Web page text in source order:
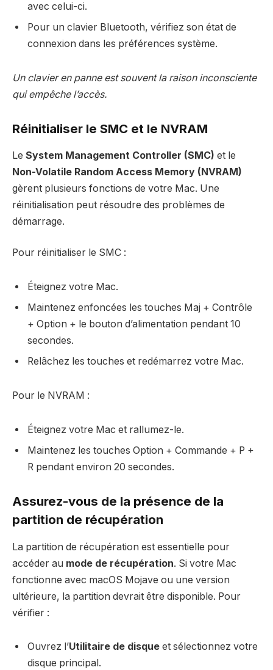
avec celui-ci.
Pour un clavier Bluetooth, vérifiez son état de
connexion dans les préférences système.
Un clavier en panne est souvent la raison inconsciente
qui empêche l’accès.
Réinitialiser le SMC et le NVRAM
Le System Management Controller (SMC) et le
Non-Volatile Random Access Memory (NVRAM)
gèrent plusieurs fonctions de votre Mac. Une
réinitialisation peut résoudre des problèmes de
démarrage.
Pour réinitialiser le SMC :
Éteignez votre Mac.
Maintenez enfoncées les touches Maj + Contrôle
+ Option + le bouton d’alimentation pendant 10
secondes.
Relâchez les touches et redémarrez votre Mac.
Pour le NVRAM :
Éteignez votre Mac et rallumez-le.
Maintenez les touches Option + Commande + P +
R pendant environ 20 secondes.
Assurez-vous de la présence de la
partition de récupération
La partition de récupération est essentielle pour
accéder au mode de récupération. Si votre Mac
fonctionne avec macOS Mojave ou une version
ultérieure, la partition devrait être disponible. Pour
vérifier :
Ouvrez l’Utilitaire de disque et sélectionnez votre
disque principal.